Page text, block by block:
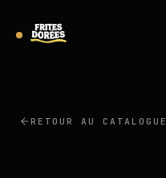
RETOUR AU CATALOGUE